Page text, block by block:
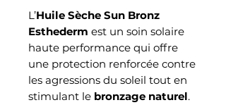
L’Huile Sèche Sun Bronz
Esthederm est un soin solaire
haute performance qui offre
une protection renforcée contre
les agressions du soleil tout en
stimulant le bronzage naturel.